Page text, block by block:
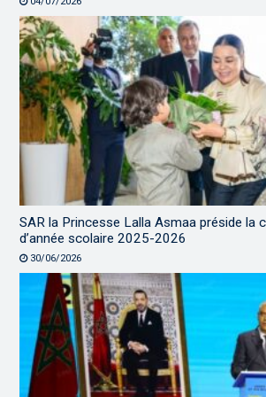
SAR la Princesse Lalla Asmaa préside la
d’année scolaire 2025-2026
30/06/2026